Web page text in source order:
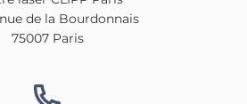
de la Bourdonnais
75007 Paris